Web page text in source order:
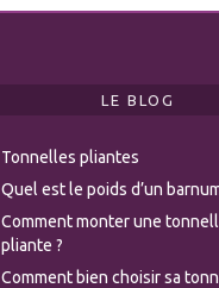
LE BLOG
Tonnelles pliantes
Quel est le poids d’un
Comment monter une
pliante ?
Comment bien choisir sa